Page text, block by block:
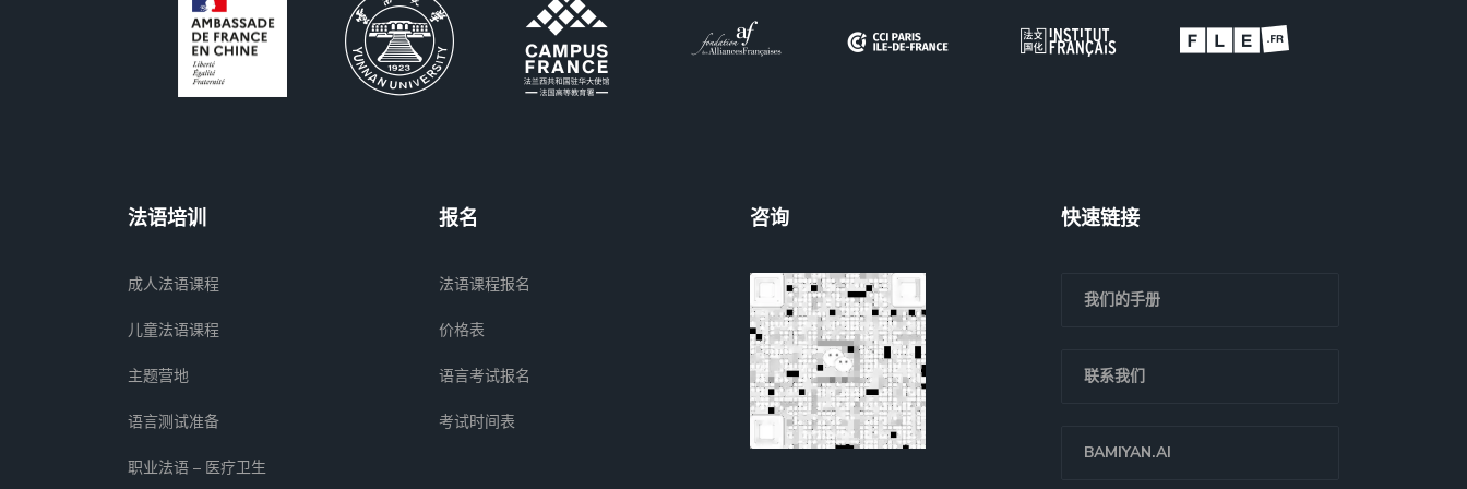
法语培训
成人法语课程
儿童法语课程
主题营地
语言测试准备
职业法语 – 医疗卫生
报名
法语课程报名
价格表
语言考试报名
考试时间表
咨询 快速链接
我们的手册
联系我们
BAMIYAN.AI